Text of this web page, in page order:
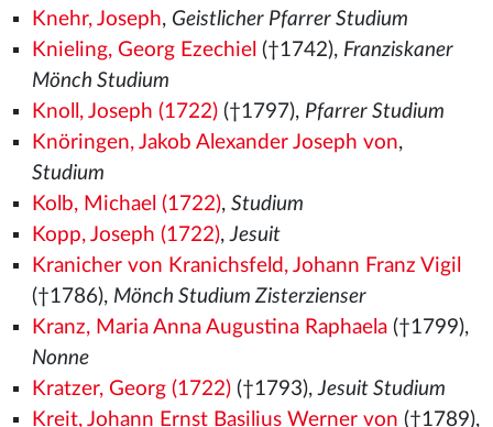
Knehr, Joseph, Geistlicher Pfarrer Studium
Knieling, Georg Ezechiel (†1742), Franziskaner
Mönch Studium
Knoll, Joseph (1722)(†1797), Pfarrer Studium
Knöringen, Jakob Alexander Joseph von,
Studium
Kolb, Michael (1722), Studium
Kopp, Joseph (1722),Jesuit
Kranicher von Kranichsfeld, Johann Franz Vigil
(†1786), Mönch Studium Zisterzienser
Kranz, Maria Anna Augustina Raphaela(†1799),
Nonne
Kratzer, Georg (1722)(†1793),Jesuit Studium
Kreit, Johann Ernst Basilius Werner von (†1789),